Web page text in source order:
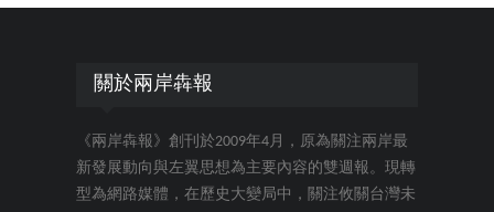
關於兩岸犇報
《兩岸犇報》創刊於2009年4月，原為關注兩岸最
新發展動向與左翼思想為主要內容的雙週報。現轉
型為網路媒體，在歷史大變局中，關注攸關台灣未